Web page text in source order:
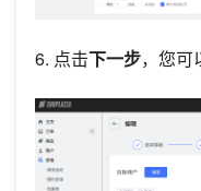
6. 点击下一步，您可